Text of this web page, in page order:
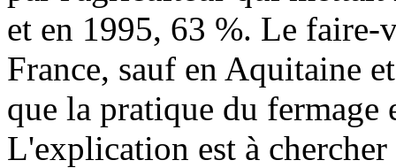
et en 1995, 63 %. Le
France, sauf en Aquitaine
que la pratique du fermage
L'explication est à